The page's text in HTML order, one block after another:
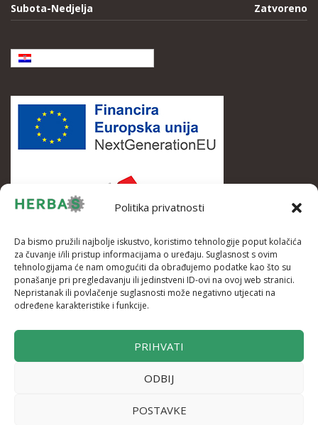
Politika privatnosti
Da bismo pružili najbolje iskustvo, koristimo tehnologije poput kolačića
za čuvanje i/ili pristup informacijama o uređaju. Suglasnost s ovim
tehnologijama će nam omogućiti da obrađujemo podatke kao što su
ponašanje pri pregledavanju ili jedinstveni ID-ovi na ovoj web stranici.
Nepristanak ili povlačenje suglasnosti može negativno utjecati na
određene karakteristike i funkcije.
PRIHVATI
ODBIJ
POSTAVKE
Subota-Nedjelja
Zatvoreno